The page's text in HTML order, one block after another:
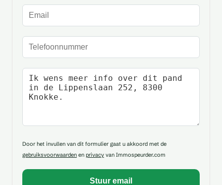
E-mailadres
Telefoonnummer
Uw bericht
Door het invullen van dit formulier gaat u akkoord met de
gebruiksvoorwaarden en privacy van Immospeurder.com